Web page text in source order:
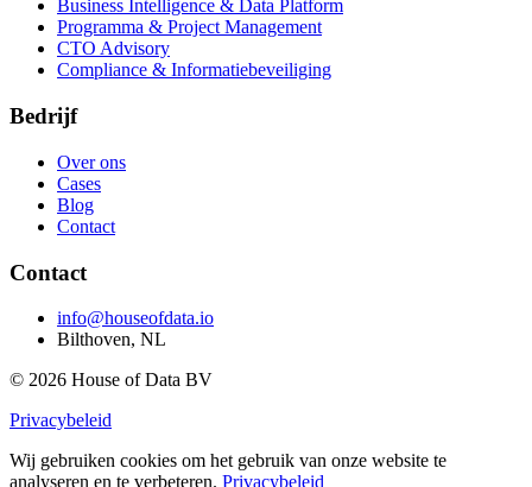
Business Intelligence & Data Platform
Programma & Project Management
CTO Advisory
Compliance & Informatiebeveiliging
Bedrijf
Over ons
Cases
Blog
Contact
Contact
info@houseofdata.io
Bilthoven, NL
© 2026 House of Data BV
Privacybeleid
Wij gebruiken cookies om het gebruik van onze website te
analyseren en te verbeteren. Privacybeleid